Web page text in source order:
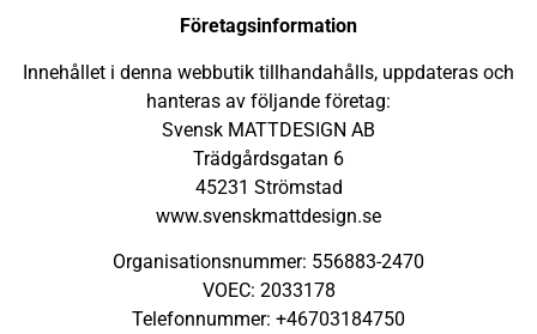
Företagsinformation
Innehållet i denna webbutik tillhandahålls, uppdateras och
hanteras av följande företag:
Svensk MATTDESIGN AB
Trädgårdsgatan 6
45231 Strömstad
www.svenskmattdesign.se
Organisationsnummer: 556883-2470
VOEC: 2033178
Telefonnummer: +46703184750